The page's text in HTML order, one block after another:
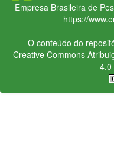
Empresa Brasileira de
https://
O conteúdo do
Creative Commons
4.0